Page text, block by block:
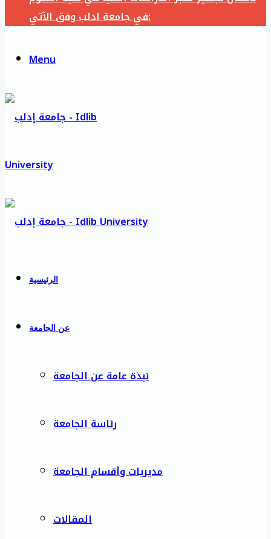
في جامعة ادلب وفق الآتي:
Menu
الرئيسية
عن الجامعة
نبذة عامة عن الجامعة
رئاسة الجامعة
مديريات وأقسام الجامعة
المقالات